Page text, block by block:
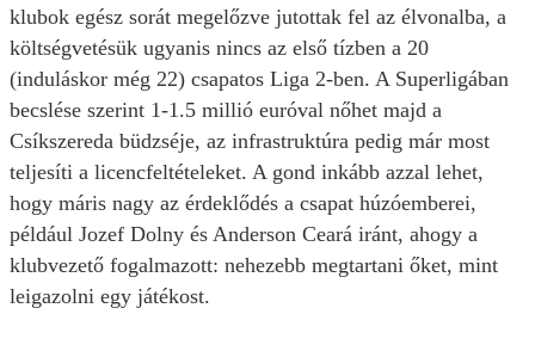
klubok egész sorát megelőzve jutottak fel az élvonalba, a
költségvetésük ugyanis nincs az első tízben a 20
(induláskor még 22) csapatos Liga 2-ben. A Superligában
becslése szerint 1-1.5 millió euróval nőhet majd a
Csíkszereda büdzséje, az infrastruktúra pedig már most
teljesíti a licencfeltételeket. A gond inkább azzal lehet,
hogy máris nagy az érdeklődés a csapat húzóemberei,
például Jozef Dolny és Anderson Ceará iránt, ahogy a
klubvezető fogalmazott: nehezebb megtartani őket, mint
leigazolni egy játékost.